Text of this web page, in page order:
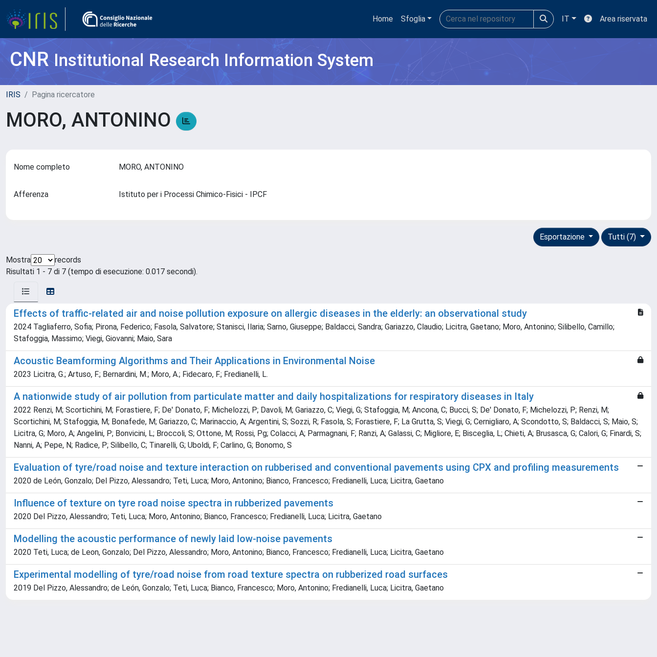
Home Sfoglia IT Area riservata
CNRInstitutional Research Information System
IRIS Pagina ricercatore
MORO, ANTONINO
Nome completo MORO, ANTONINO
Afferenza Istituto per i Processi Chimico-Fisici - IPCF
Tutti (7)
Esportazione
Mostra
records
Risultati 1 - 7 di 7 (tempo di esecuzione: 0.017 secondi).
Effects of traffic-related air and noise pollution exposure on allergic diseases in the elderly: an observational study
2024 Tagliaferro, Sofia; Pirona, Federico; Fasola, Salvatore; Stanisci, Ilaria; Sarno, Giuseppe; Baldacci, Sandra; Gariazzo, Claudio; Licitra, Gaetano; Moro, Antonino; Silibello, Camillo;
Stafoggia, Massimo; Viegi, Giovanni; Maio, Sara
Acoustic Beamforming Algorithms and Their Applications in Environmental Noise
2023 Licitra, G.; Artuso, F.; Bernardini, M.; Moro, A.; Fidecaro, F.; Fredianelli, L.
A nationwide study of air pollution from particulate matter and daily hospitalizations for respiratory diseases in Italy
2022 Renzi, M; Scortichini, M; Forastiere, F; De' Donato, F; Michelozzi, P; Davoli, M; Gariazzo, C; Viegi, G; Stafoggia, M; Ancona, C; Bucci, S; De' Donato, F; Michelozzi, P; Renzi, M;
Scortichini, M; Stafoggia, M; Bonafede, M; Gariazzo, C; Marinaccio, A; Argentini, S; Sozzi, R; Fasola, S; Forastiere, F; La Grutta, S; Viegi, G; Cernigliaro, A; Scondotto, S; Baldacci, S; Maio, S;
Licitra, G; Moro, A; Angelini, P; Bonvicini, L; Broccoli, S; Ottone, M; Rossi, Pg; Colacci, A; Parmagnani, F; Ranzi, A; Galassi, C; Migliore, E; Bisceglia, L; Chieti, A; Brusasca, G; Calori, G; Finardi, S;
Nanni, A; Pepe, N; Radice, P; Silibello, C; Tinarelli, G; Uboldi, F; Carlino, G; Bonomo, S
Evaluation of tyre/road noise and texture interaction on rubberised and conventional pavements using CPX and profiling measurements
2020 de León, Gonzalo; Del Pizzo, Alessandro; Teti, Luca; Moro, Antonino; Bianco, Francesco; Fredianelli, Luca; Licitra, Gaetano
Influence of texture on tyre road noise spectra in rubberized pavements
2020 Del Pizzo, Alessandro; Teti, Luca; Moro, Antonino; Bianco, Francesco; Fredianelli, Luca; Licitra, Gaetano
Modelling the acoustic performance of newly laid low-noise pavements
2020 Teti, Luca; de Leon, Gonzalo; Del Pizzo, Alessandro; Moro, Antonino; Bianco, Francesco; Fredianelli, Luca; Licitra, Gaetano
Experimental modelling of tyre/road noise from road texture spectra on rubberized road surfaces
2019 Del Pizzo, Alessandro; de León, Gonzalo; Teti, Luca; Bianco, Francesco; Moro, Antonino; Fredianelli, Luca; Licitra, Gaetano